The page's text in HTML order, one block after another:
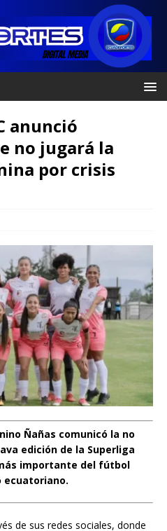
anunció
no jugará la
por crisis
Ñañas comunicó la no
edición de la Superliga
importante del fútbol
ecuatoriano.
de sus redes sociales, donde